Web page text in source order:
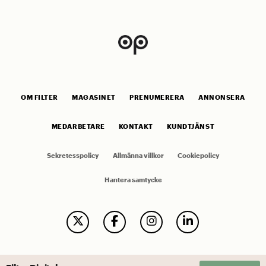
OM FILTER MAGASINET PRENUMERERA ANNONSERA
MEDARBETARE KONTAKT KUNDTJÄNST
Sekretesspolicy Allmänna villkor Cookiepolicy
Hantera samtycke